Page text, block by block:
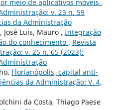
meio de aplicativos móveis ,
v. 23 n. 59
da Administração
José Luis, Mauro , Integração
do conhecimento , Revista
v. 25 n. 65 (2023):
Florianópolis, capital anti-
da Administração: V. 4,
da Costa, Thiago Paese